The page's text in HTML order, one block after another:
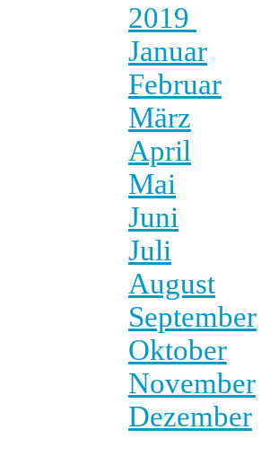
2019
Januar
Februar
März
April
Mai
Juni
Juli
August
September
Oktober
November
Dezember